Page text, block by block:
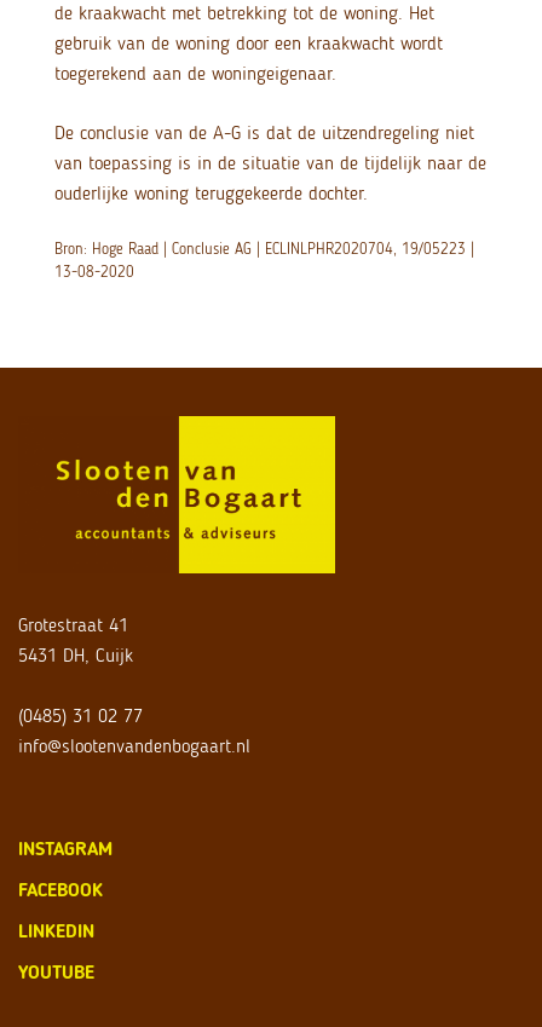
de kraakwacht met betrekking tot de woning. Het
gebruik van de woning door een kraakwacht wordt
toegerekend aan de woningeigenaar.
De conclusie van de A-G is dat de uitzendregeling niet
van toepassing is in de situatie van de tijdelijk naar de
ouderlijke woning teruggekeerde dochter.
Bron: Hoge Raad | Conclusie AG | ECLINLPHR2020704, 19/05223 |
13-08-2020
Grotestraat 41
5431 DH, Cuijk
(0485) 31 02 77
info@slootenvandenbogaart.nl
INSTAGRAM
FACEBOOK
LINKEDIN
YOUTUBE